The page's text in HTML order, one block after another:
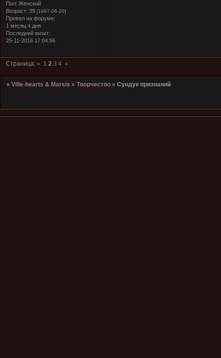
Пол: Женский
Возраст: 39 [1987-06-20]
Провел на форуме:
1 месяц 4 дня
Последний визит:
25-11-2016 17:04:56
Страница:« 1 2 3 4 »
»Ville-hearts & Marsis »Творчество »Сундук признаний